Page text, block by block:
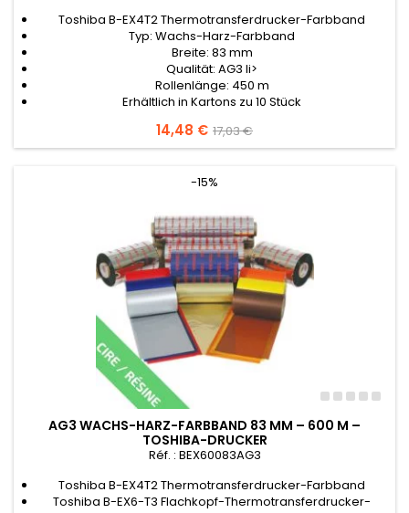
Toshiba B-EX4T2 Thermotransferdrucker-Farbband
Typ: Wachs-Harz-Farbband
Breite: 83 mm
Qualität: AG3 li>
Rollenlänge: 450 m
Erhältlich in Kartons zu 10 Stück
Preis
14,48 € Verkaufspreis
17,03 €
-15%
AG3 WACHS-HARZ-FARBBAND 83 MM – 600 M –
TOSHIBA-DRUCKER
Réf. : BEX60083AG3
Toshiba B-EX4T2 Thermotransferdrucker-Farbband
Toshiba B-EX6-T3 Flachkopf-Thermotransferdrucker-